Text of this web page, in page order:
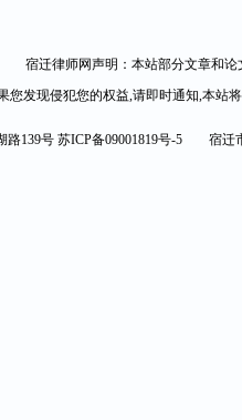
宿迁律师网声明：本站部分文章和
您发现侵犯您的权益,请即时通知,本站
路139号 苏ICP备09001819号-5 宿迁市